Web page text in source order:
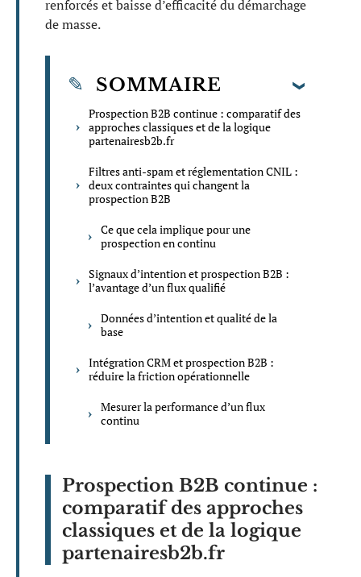
renforcés et baisse d’efficacité du démarchage
de masse.
SOMMAIRE
Prospection B2B continue : comparatif des
approches classiques et de la logique
partenairesb2b.fr
Filtres anti-spam et réglementation CNIL :
deux contraintes qui changent la
prospection B2B
Ce que cela implique pour une
prospection en continu
Signaux d’intention et prospection B2B :
l’avantage d’un flux qualifié
Données d’intention et qualité de la
base
Intégration CRM et prospection B2B :
réduire la friction opérationnelle
Mesurer la performance d’un flux
continu
Prospection B2B continue :
comparatif des approches
classiques et de la logique
partenairesb2b.fr